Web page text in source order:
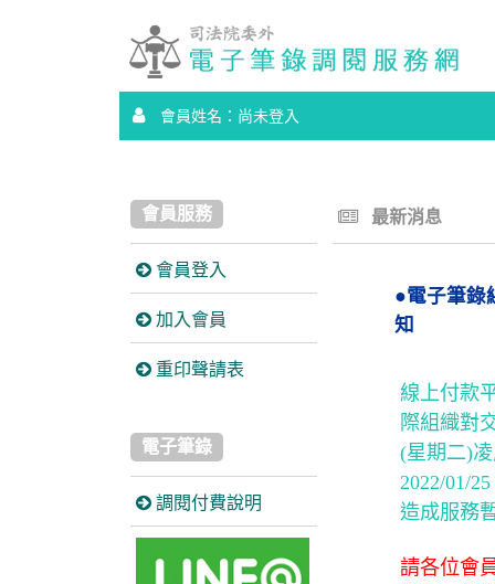
會員姓名：尚未登入
會員服務
會員登入
加入會員
重印聲請表
電子筆錄
調閱付費說明
最新消息
●電子筆錄
知
線上付款
際組織對
(星期二)
2022/01/
造成服務
請各位會